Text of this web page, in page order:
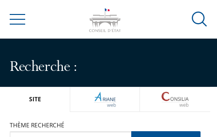
Menu
Ouvrir
Recherche :
SITE ARIANEWEB
THÈME RECHERCHÉ